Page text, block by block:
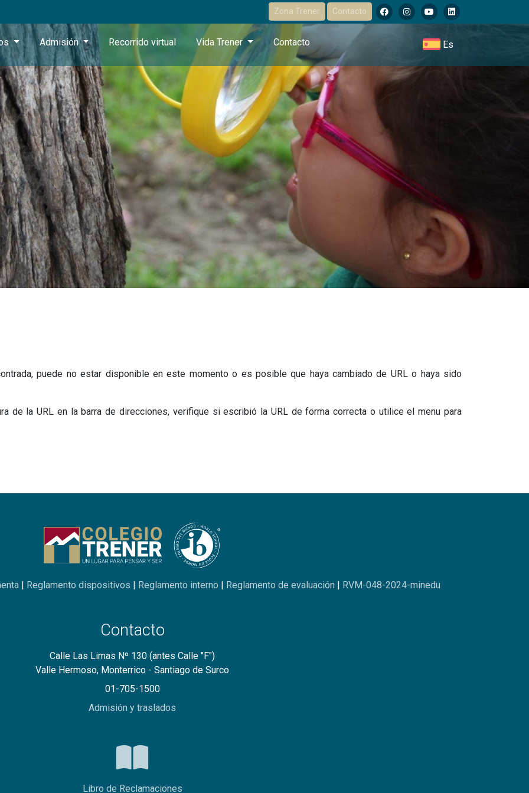
Zona Trener Contacto
Admisión Recorrido virtual Vida Trener Contacto Es
puede no estar disponible en este momento o es posible que haya cambiado de URL o haya sido
de la URL en la barra de direcciones, verifique si escribió la URL de forma correcta o utilice el menu para
| Reglamento dispositivos | Reglamento interno | Reglamento de evaluación | RVM-048-2024-minedu
Contacto
Calle Las Limas Nº 130 (antes Calle "F")
Valle Hermoso, Monterrico - Santiago de Surco
01-705-1500
Admisión y traslados
Libro de Reclamaciones